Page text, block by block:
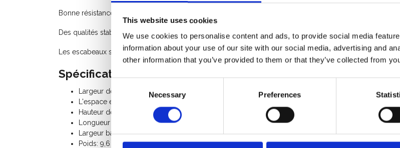
This website uses cookies
We use cookies to personalise content and ads, to provide social media
information about your use of our site with our social media, advertising and
other information that you’ve provided to them or that they’ve collected from
Selection
Necessary Preferences
Bonne résistance chimique, dans des milieus alcalins et dans les milieus acides.
Des qualités stables entre -20° et 120°C. Isolation thermal: 0,58 W/mK
Les escabeaux simples (1 coté avec des marches) en PRV sont adapté pour utilisation professionel
Spécifications:
Largeur de marches: 8 cm
L'espace entre les marches: 25 cm
Hauteur de plate-forme: 1,50 m
Longueur de transport: 2,34 m
Largeur base: 0,52 m
Poids: 9,6 Kg